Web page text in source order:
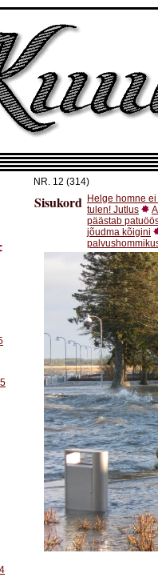
NR. 12 (314)
Sisukord Helge homne
tulen! Jutlus
päästab
jõudma kõigini